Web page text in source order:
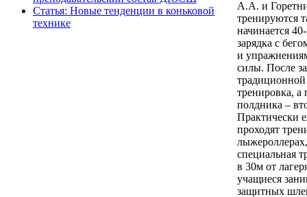
Статья: Новые тенденции в коньковой
технике
А.А. и
тренируются
начинается
зарядка с
и
силы. После
тренировка, а
полдника –
Практически
проходят
специальная
в 30м от
учащиеся
защитных